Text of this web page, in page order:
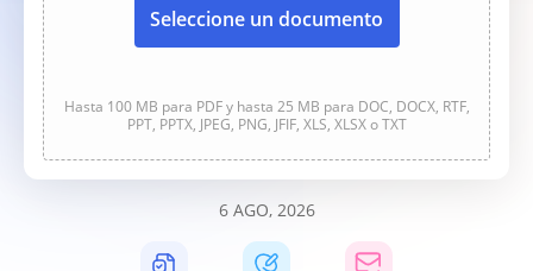
Seleccione un documento
Hasta 100 MB para PDF y hasta 25 MB para DOC, DOCX, RTF,
PPT, PPTX, JPEG, PNG, JFIF, XLS, XLSX o TXT
6 AGO, 2026